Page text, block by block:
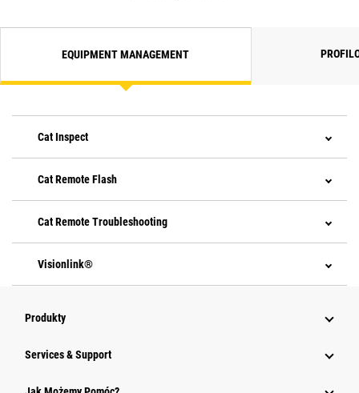
EQUIPMENT MANAGEMENT
Cat Inspect
Cat Remote Flash
Cat Remote Troubleshooting
Visionlink®
Produkty
Services & Support